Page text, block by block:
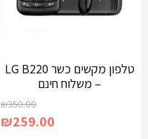
טלפון מקשים כשר LG B220
– משלוח חינם
₪350.00
₪259.00